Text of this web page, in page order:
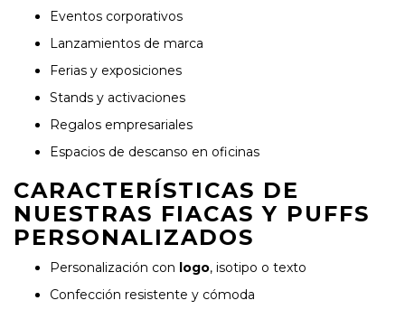
Eventos corporativos
Lanzamientos de marca
Ferias y exposiciones
Stands y activaciones
Regalos empresariales
Espacios de descanso en oficinas
CARACTERÍSTICAS DE
NUESTRAS FIACAS Y PUFFS
PERSONALIZADOS
Personalización con logo, isotipo o texto
Confección resistente y cómoda